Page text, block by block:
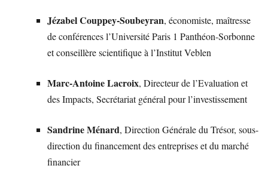
Jézabel Couppey-Soubeyran, économiste, maîtresse
de conférences l’Université Paris 1 Panthéon-Sorbonne
et conseillère scientifique à l’Institut Veblen
Marc-Antoine Lacroix, Directeur de l’Evaluation et
des Impacts, Secrétariat général pour l’investissement
Sandrine Ménard, Direction Générale du Trésor, sous-
direction du financement des entreprises et du marché
financier